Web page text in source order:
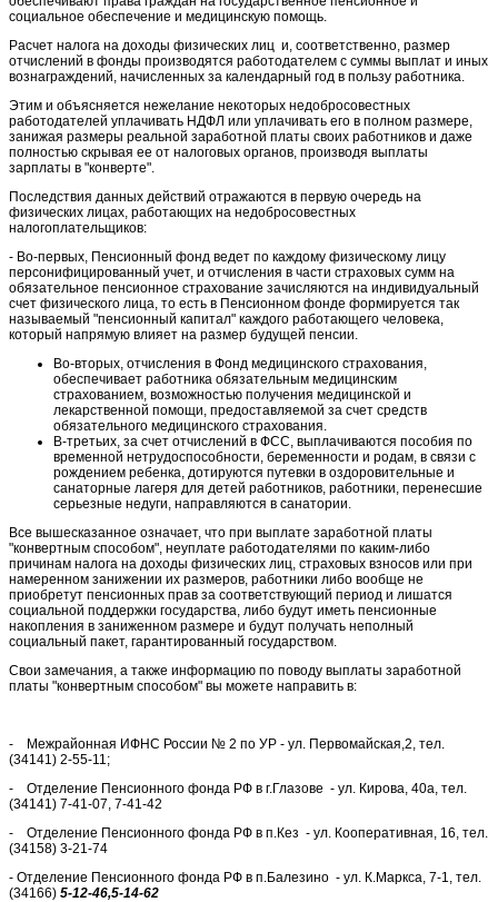
социальное обеспечение и медицинскую помощь.
Расчет налога на доходы физических лиц и, соответственно, размер
отчислений в фонды производятся работодателем с суммы выплат и иных
вознаграждений, начисленных за календарный год в пользу работника.
Этим и объясняется нежелание некоторых недобросовестных
работодателей уплачивать НДФЛ или уплачивать его в полном размере,
занижая размеры реальной заработной платы своих работников и даже
полностью скрывая ее от налоговых органов, производя выплаты
зарплаты в "конверте".
Последствия данных действий отражаются в первую очередь на
физических лицах, работающих на недобросовестных
налогоплательщиков:
- Во-первых, Пенсионный фонд ведет по каждому физическому лицу
персонифицированный учет, и отчисления в части страховых сумм на
обязательное пенсионное страхование зачисляются на индивидуальный
счет физического лица, то есть в Пенсионном фонде формируется так
называемый "пенсионный капитал" каждого работающего человека,
который напрямую влияет на размер будущей пенсии.
Во-вторых, отчисления в Фонд медицинского страхования,
обеспечивает работника обязательным медицинским
страхованием, возможностью получения медицинской и
лекарственной помощи, предоставляемой за счет средств
обязательного медицинского страхования.
В-третьих, за счет отчислений в ФСС, выплачиваются пособия по
временной нетрудоспособности, беременности и родам, в связи с
рождением ребенка, дотируются путевки в оздоровительные и
санаторные лагеря для детей работников, работники, перенесшие
серьезные недуги, направляются в санатории.
Все вышесказанное означает, что при выплате заработной платы
"конвертным способом", неуплате работодателями по каким-либо
причинам налога на доходы физических лиц, страховых взносов или при
намеренном занижении их размеров, работники либо вообще не
приобретут пенсионных прав за соответствующий период и лишатся
социальной поддержки государства, либо будут иметь пенсионные
накопления в заниженном размере и будут получать неполный
социальный пакет, гарантированный государством.
Свои замечания, а также информацию по поводу выплаты заработной
платы "конвертным способом" вы можете направить в:
- Межрайонная ИФНС России № 2 по УР - ул. Первомайская,2, тел.
(34141) 2-55-11;
- Отделение Пенсионного фонда РФ в г.Глазове - ул. Кирова, 40а, тел.
(34141) 7-41-07, 7-41-42
- Отделение Пенсионного фонда РФ в п.Кез - ул. Кооперативная, 16, тел.
(34158) 3-21-74
- Отделение Пенсионного фонда РФ в п.Балезино - ул. К.Маркса, 7-1, тел.
(34166) 5-12-46,5-14-62